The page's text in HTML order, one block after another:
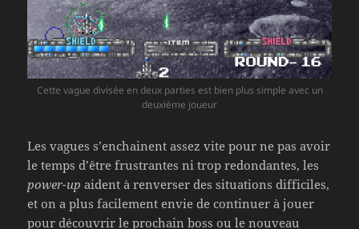
Cette vague divisée en deux parties est bien plus simple avec un
deuxième joueur
Les vagues s’enchainent assez vite pour ne pas avoir
le temps d’être frustrantes ni trop redondantes, les
power-up aident à renverser des situations difficiles,
et on a plus facilement envie de continuer à jouer
pour découvrir le prochain boss ou le nouveau